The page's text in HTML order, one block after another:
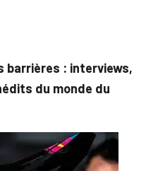
barrières : interviews,
du monde du